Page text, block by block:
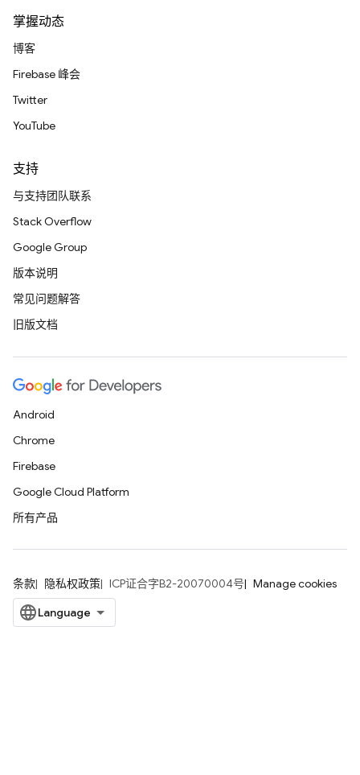
掌握动态
博客
Firebase 峰会
Twitter
YouTube
支持
与支持团队联系
Stack Overflow
Google Group
版本说明
常见问题解答
旧版文档
Android
Chrome
Firebase
Google Cloud Platform
所有产品
条款 隐私权政策 ICP证合字B2-20070004号 Manage cookies